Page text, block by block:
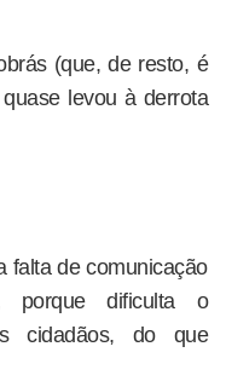
(que, de resto, é
levou à derrota
falta de comunicação
porque dificulta o
cidadãos, do que